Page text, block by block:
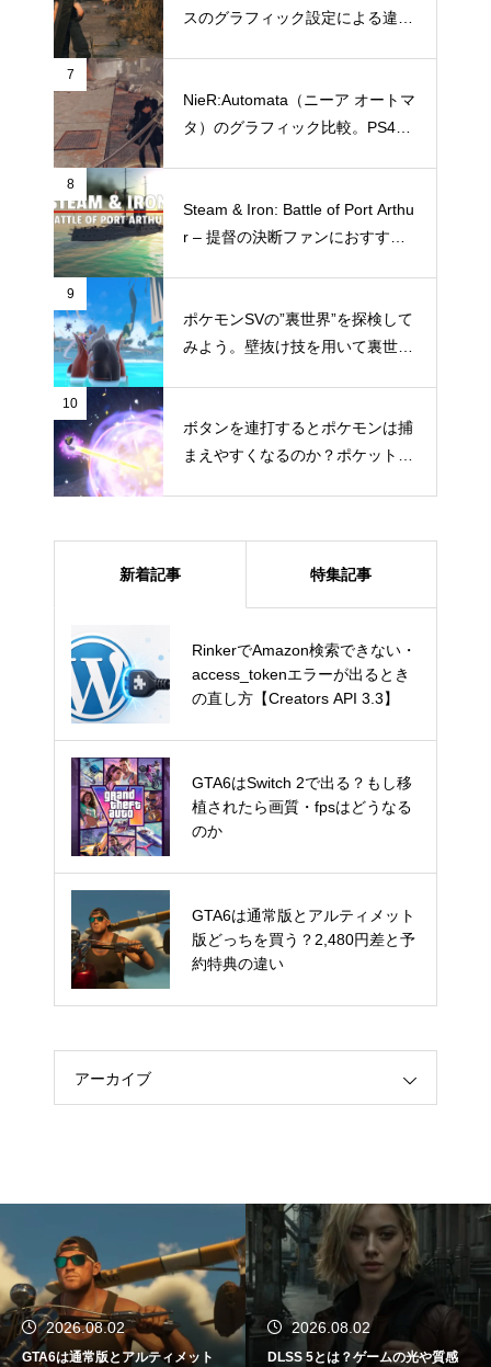
スのグラフィック設定による違い
7
NieR:Automata（ニーア オートマ
タ）のグラフィック比較。PS4と
8
Steam & Iron: Battle of Port Arthu
r – 提督の決断ファンにおすすめ
9
ポケモンSVの”裏世界”を探検して
みよう。壁抜け技を用いて裏世界
10
ボタンを連打するとポケモンは捕
まえやすくなるのか？ポケットモ
新着記事 特集記事
RinkerでAmazon検索できない・
access_tokenエラーが出るとき
の直し方【Creators API 3.3】
GTA6はSwitch 2で出る？もし移
植されたら画質・fpsはどうなる
のか
GTA6は通常版とアルティメット
版どっちを買う？2,480円差と予
約特典の違い
RinkerでAmazon検索できない・
access_tokenエラーが出るとき
の直し方【Creators API 3.3】
GTA6はSwitch 2で出る？もし移
植されたら画質・fpsはどうなる
のか
GTA6は通常版とアルティメット
版どっちを買う？2,480円差と予
約特典の違い
アーカイブ
2026.08.02
GTA6は通常版とアルティメット
2026.08.02
DLSS 5とは？ゲームの光や質感